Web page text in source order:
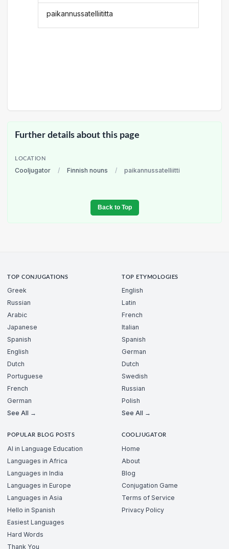
paikannussatelliititta
Further details about this page
LOCATION
Cooljugator / Finnish nouns / paikannussatelliitti
Back to Top
TOP CONJUGATIONS
Greek
Russian
Arabic
Japanese
Spanish
English
Dutch
Portuguese
French
German
See All →
TOP ETYMOLOGIES
English
Latin
French
Italian
Spanish
German
Dutch
Swedish
Russian
Polish
See All →
POPULAR BLOG POSTS
AI in Language Education
Languages in Africa
Languages in India
Languages in Europe
Languages in Asia
Hello in Spanish
Easiest Languages
Hard Words
Thank You
COOLJUGATOR
Home
About
Blog
Conjugation Game
Terms of Service
Privacy Policy